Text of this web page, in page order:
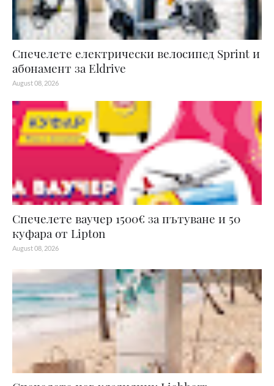
Спечелете електрически велосипед Sprint и
абонамент за Eldrive
August 08, 2026
Спечелете ваучер 1500€ за пътуване и 50
куфара от Lipton
August 08, 2026